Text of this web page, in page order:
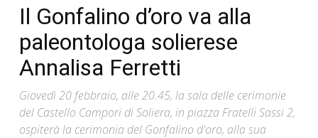
Il Gonfalino d’oro va alla
paleontologa solierese
Annalisa Ferretti
Giovedì 20 febbraio, alle 20.45, la sala delle cerimonie
del Castello Campori di Soliera, in piazza Fratelli Sassi 2,
ospiterà la cerimonia del Gonfalino d'oro, alla sua